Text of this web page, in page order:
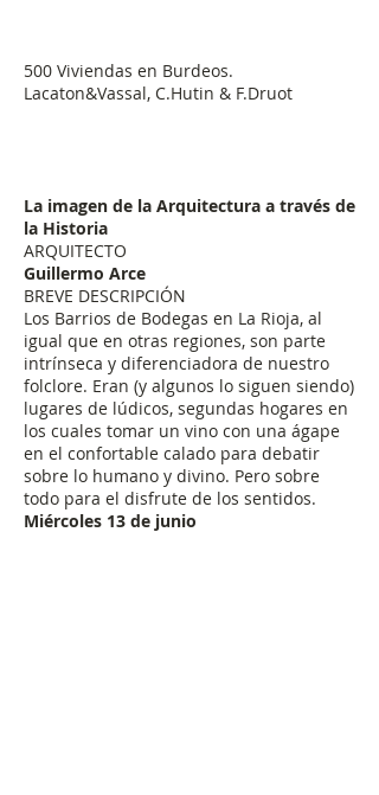
500 Viviendas en Burdeos.
Lacaton&Vassal, C.Hutin & F.Druot
La imagen de la Arquitectura a través de
la Historia
ARQUITECTO
Guillermo Arce
BREVE DESCRIPCIÓN
Los Barrios de Bodegas en La Rioja, al
igual que en otras regiones, son parte
intrínseca y diferenciadora de nuestro
folclore. Eran (y algunos lo siguen siendo)
lugares de lúdicos, segundas hogares en
los cuales tomar un vino con una ágape
en el confortable calado para debatir
sobre lo humano y divino. Pero sobre
todo para el disfrute de los sentidos.
Miércoles 13 de junio